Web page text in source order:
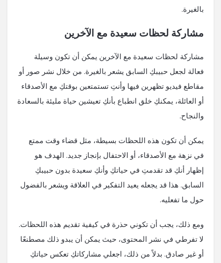
بالغيرة.
مشاركة لحظات سعيدة مع الآخرين
مشاركة لحظات سعيدة مع الآخرين يمكن أن تكون وسيلة
فعالة لجعل حبيبكِ السابق يشعر بالغيرة. من خلال نشر صور أو
مقاطع فيديو تظهرين فيها وأنتِ تستمتعين بوقتكِ مع الأصدقاء
أو العائلة، يمكنكِ خلق انطباع بأنكِ تعيشين حياة مليئة بالسعادة
والنجاح.
يمكن أن تكون هذه اللحظات بسيطة، مثل قضاء وقت ممتع
في نزهة مع الأصدقاء، أو الاحتفال بإنجاز جديد. الهدف هو
إظهار أنكِ قد تقدمتِ في حياتكِ وأنكِ سعيدة بدون حبيبكِ
السابق. هذا قد يجعله يعيد التفكير في العلاقة ويشعر بالفضول
حول ما تفعليه.
ومع ذلك، يجب أن تكوني حذرة في كيفية تقديم هذه اللحظات.
لا تفرطي في نشر المحتوى، حيث يمكن أن يبدو ذلك مصطنعًا
أو غير صادق. بدلاً من ذلك، اجعلي مشاركاتكِ تعكس حياتكِ